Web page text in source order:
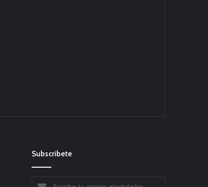
Subscribete
Escribe